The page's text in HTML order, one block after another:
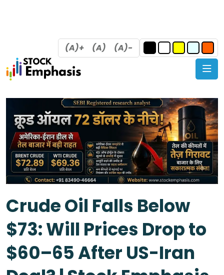
(A)+ (A) (A)-
Crude Oil Falls Below
$73: Will Prices Drop to
$60–65 After US-Iran